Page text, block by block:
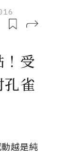
受
雀
越是純